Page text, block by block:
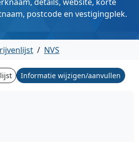
postcode en vestigingplek.
/ NVS
Informatie wijzigen/aanvullen